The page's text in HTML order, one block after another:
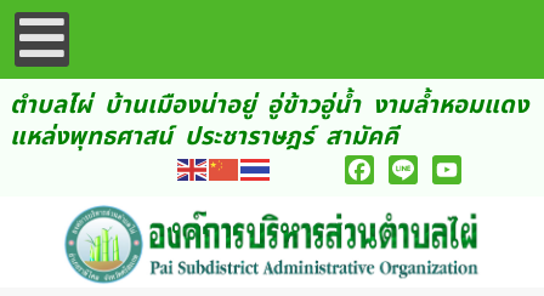
ตำบลไผ่ บ้านเมืองน่าอยู่ อู่ข้าวอู่น้ำ งามล้ำหอมแดง
แหล่งพุทธศาสน์ ประชาราษฎร์ สามัคคี